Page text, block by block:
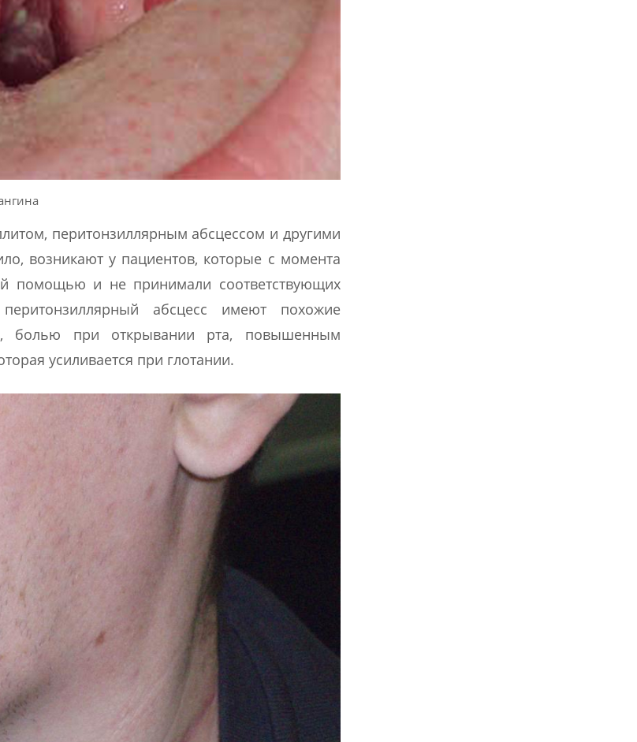
перитонзиллярным абсцессом и другими
возникают у пациентов, которые с момента
помощью и не принимали соответствующих
абсцесс имеют похожие
болью при открывании рта, повышенным
усиливается при глотании.